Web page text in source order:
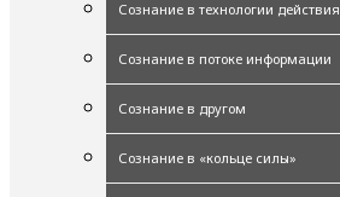
Сознание в технологии действия
Сознание в потоке информации
Сознание в другом
Сознание в «кольце силы»